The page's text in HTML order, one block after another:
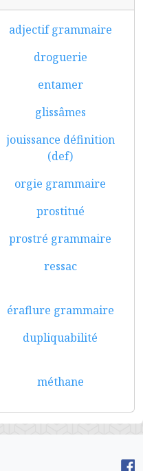
adjectif grammaire
droguerie
entamer
glissâmes
jouissance définition
(def)
orgie grammaire
prostitué
prostré grammaire
ressac
éraflure grammaire
dupliquabilité
méthane